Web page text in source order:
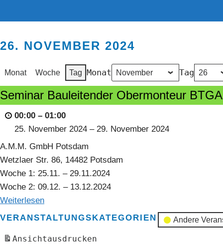
26. NOVEMBER 2024
Monat Woche Tag Monat
Tag
Seminar
Bauleitender
Obermonteur
BTGA
Seminar Bauleitender Obermonteur BTGA
00:00 – 01:00
25. November 2024 – 29. November 2024
A.M.M. GmbH Potsdam
Wetzlaer Str. 86, 14482 Potsdam
Woche 1: 25.11. – 29.11.2024
Woche 2: 09.12. – 13.12.2024
Weiterlesen
VERANSTALTUNGSKATEGORIEN
Andere
Ansichtausdrucken